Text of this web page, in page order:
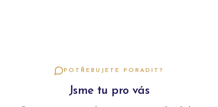
POTŘEBUJETE PORADIT?
Jsme tu pro vás